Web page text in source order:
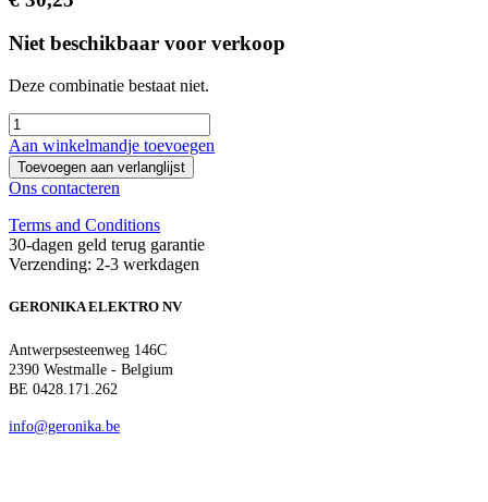
Niet beschikbaar voor verkoop
Deze combinatie bestaat niet.
Aan winkelmandje toevoegen
Toevoegen aan verlanglijst
Ons contacteren
Terms and Conditions
30-dagen geld terug garantie
Verzending: 2-3 werkdagen
GERONIKA ELEKTRO NV
Antwerpsesteenweg 146C
2390 Westmalle - Belgium
BE 0428.171.262
info@geronika.be